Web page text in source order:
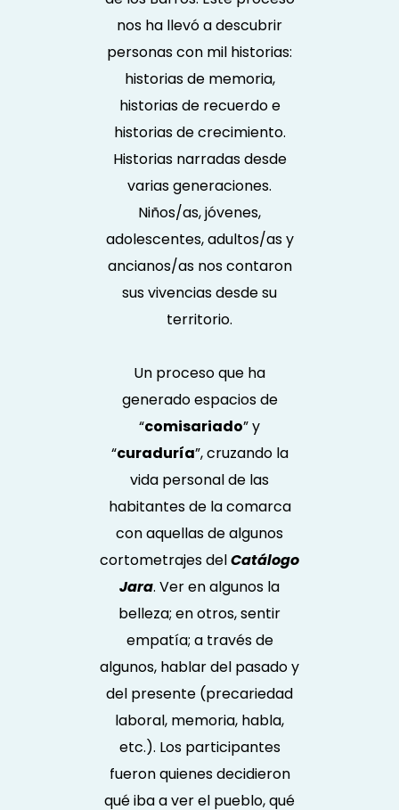
nos ha llevó a descubrir
personas con mil historias:
historias de memoria,
historias de recuerdo e
historias de crecimiento.
Historias narradas desde
varias generaciones.
Niños/as, jóvenes,
adolescentes, adultos/as y
ancianos/as nos contaron
sus vivencias desde su
territorio.
Un proceso que ha
generado espacios de
“comisariado” y
“curaduría”, cruzando la
vida personal de las
habitantes de la comarca
con aquellas de algunos
cortometrajes delCatálogo
Jara. Ver en algunos la
belleza; en otros, sentir
empatía; a través de
algunos, hablar del pasado y
del presente (precariedad
laboral, memoria, habla,
etc.). Los participantes
fueron quienes decidieron
qué iba a ver el pueblo, qué